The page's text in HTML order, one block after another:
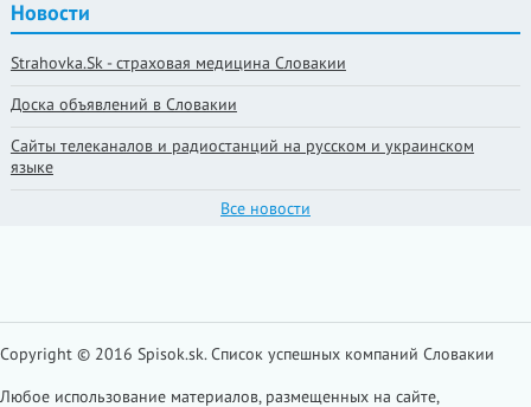
Новости
Strahovka.Sk - страховая медицина Словакии
Доска объявлений в Словакии
Сайты телеканалов и радиостанций на русском и украинском
языке
Все новости
Copyright © 2016 Spisok.sk. Cписок успешных компаний Словакии
Любое использование материалов, размещенных на сайте,